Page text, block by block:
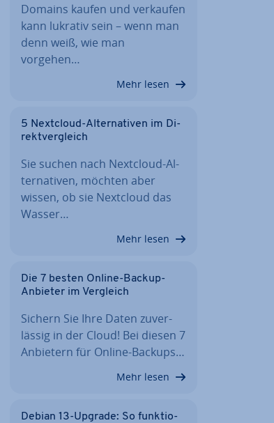
Domains kaufen und verkaufen
kann lukrativ sein – wenn man
denn weiß, wie man
vorgehen…
Mehr lesen
5 Nextcloud-Al­ter­na­ti­ven im Di­
rekt­ver­gleich
Sie suchen nach Nextcloud-Al­
ter­na­ti­ven, möchten aber
wissen, ob sie Nextcloud das
Wasser…
Mehr lesen
Die 7 besten Online-Backup-
Anbieter im Vergleich
Sichern Sie Ihre Daten zu­ver­
läs­sig in der Cloud! Bei diesen 7
Anbietern für Online-Backups…
Mehr lesen
Debian 13-Upgrade: So funk­tio­